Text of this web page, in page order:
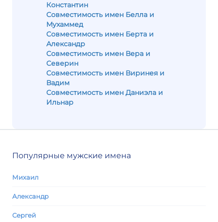
Константин
Совместимость имен Белла и
Мухаммед
Совместимость имен Берта и
Александр
Совместимость имен Вера и
Северин
Совместимость имен Виринея и
Вадим
Совместимость имен Даниэла и
Ильнар
Популярные мужские имена
Михаил
Александр
Сергей